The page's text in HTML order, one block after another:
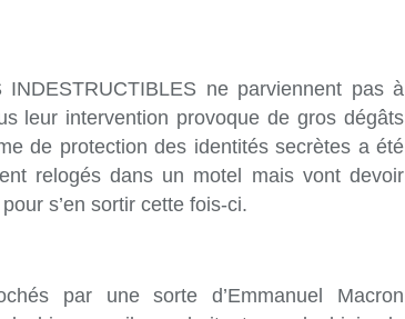
ne parviennent pas à
leur intervention provoque de gros dégâts
de protection des identités secrètes a été
relogés dans un motel mais vont devoir
s’en sortir cette fois-ci.
par une sorte d’Emmanuel Macron